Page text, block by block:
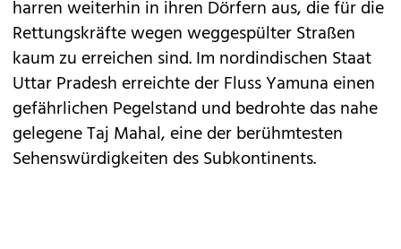
harren weiterhin in ihren Dörfern aus, die für die
Rettungskräfte wegen weggespülter Straßen
kaum zu erreichen sind. Im nordindischen Staat
Uttar Pradesh erreichte der Fluss Yamuna einen
gefährlichen Pegelstand und bedrohte das nahe
gelegene Taj Mahal, eine der berühmtesten
Sehenswürdigkeiten des Subkontinents.